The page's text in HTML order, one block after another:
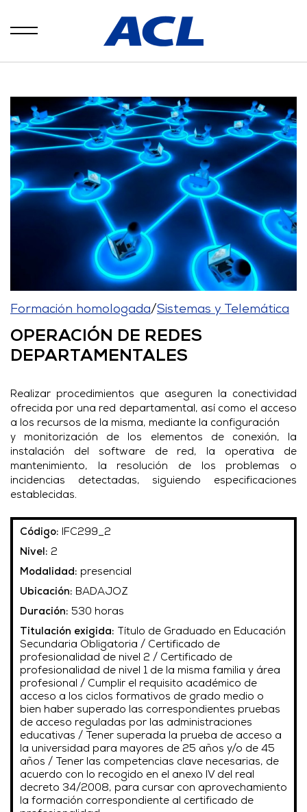
Formación homologada/Sistemas y Telemática
OPERACIÓN DE REDES
DEPARTAMENTALES
Realizar procedimientos que aseguren la conectividad
ofrecida por una red departamental, así como el acceso
a los recursos de la misma, mediante la configuración
y monitorización de los elementos de conexión, la
instalación del software de red, la operativa de
mantenimiento, la resolución de los problemas o
incidencias detectadas, siguiendo especificaciones
establecidas.
Código: IFC299_2
Nivel: 2
Modalidad: presencial
Ubicación: BADAJOZ
Duración: 530 horas
Titulación exigida:
Título de Graduado en Educación
Secundaria Obligatoria / Certificado de
profesionalidad de nivel 2 / Certificado de
profesionalidad de nivel 1 de la misma familia y área
profesional / Cumplir el requisito académico de
acceso a los ciclos formativos de grado medio o
bien haber superado las correspondientes pruebas
de acceso reguladas por las administraciones
educativas / Tener superada la prueba de acceso a
la universidad para mayores de 25 años y/o de 45
años / Tener las competencias clave necesarias, de
acuerdo con lo recogido en el anexo IV del real
decreto 34/2008, para cursar con aprovechamiento
la formación correspondiente al certificado de